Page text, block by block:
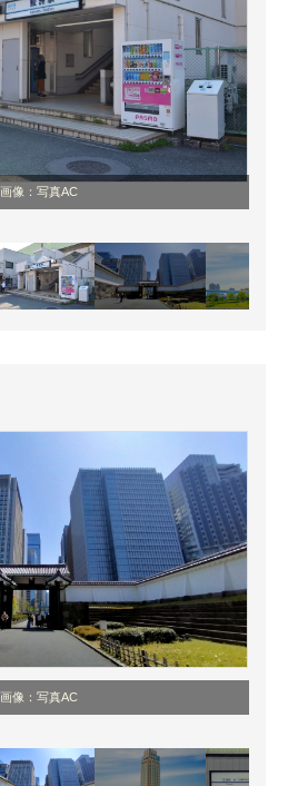
画像：写真AC
画像：写真AC